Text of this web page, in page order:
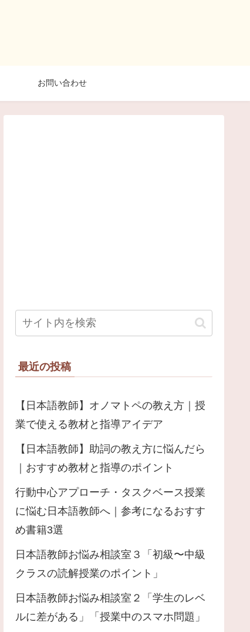
お問い合わせ
最近の投稿
【日本語教師】オノマトペの教え方｜授
業で使える教材と指導アイデア
【日本語教師】助詞の教え方に悩んだら
｜おすすめ教材と指導のポイント
行動中心アプローチ・タスクベース授業
に悩む日本語教師へ｜参考になるおすす
め書籍3選
日本語教師お悩み相談室３「初級〜中級
クラスの読解授業のポイント」
日本語教師お悩み相談室２「学生のレベ
ルに差がある」「授業中のスマホ問題」